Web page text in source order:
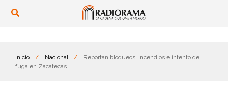
Inicio / Nacional /
Reportan bloqueos, incendios e intento de
fuga en Zacatecas